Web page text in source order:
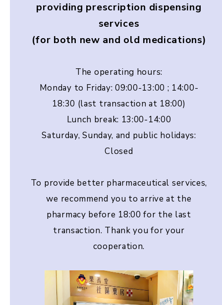
providing prescription dispensing
services
(for both new and old medications)
The operating hours:
Monday to Friday: 09:00-13:00 ; 14:00-
18:30 (last transaction at 18:00)
Lunch break: 13:00-14:00
Saturday, Sunday, and public holidays:
Closed
To provide better pharmaceutical services,
we recommend you to arrive at the
pharmacy before 18:00 for the last
transaction. Thank you for your
cooperation.